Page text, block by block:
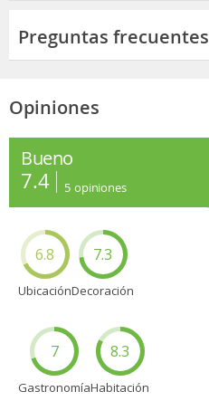
Preguntas frecuentes
Opiniones
Bueno
7.4 5 opiniones
6.8
Ubicación
7.3
Decoración
7
Gastronomía
8.3
Habitación